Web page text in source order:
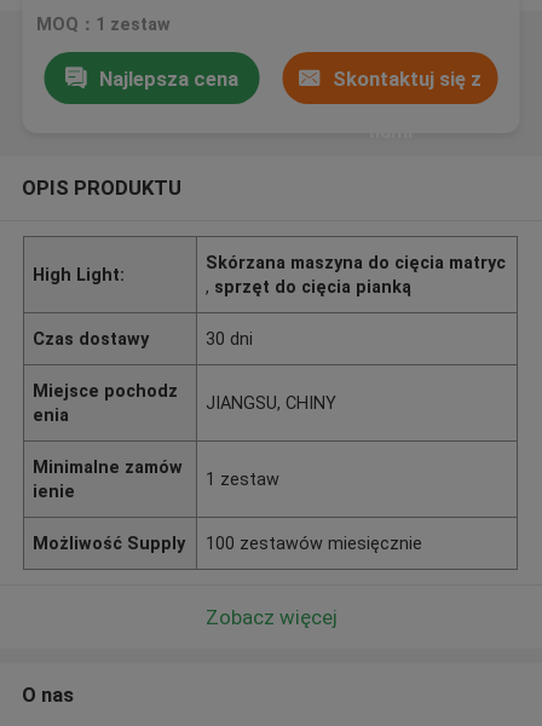
Machine
MOQ：1 zestaw
Najlepsza cena Skontaktuj się z
OPIS PRODUKTU
High Light:
Skórzana maszyna do cięcia matryc
, sprzęt do cięcia pianką
Czas dostawy 30 dni
Miejsce pochodz
enia
JIANGSU, CHINY
Minimalne zamów
ienie
1 zestaw
Możliwość Supply 100 zestawów miesięcznie
Zobacz więcej
O nas